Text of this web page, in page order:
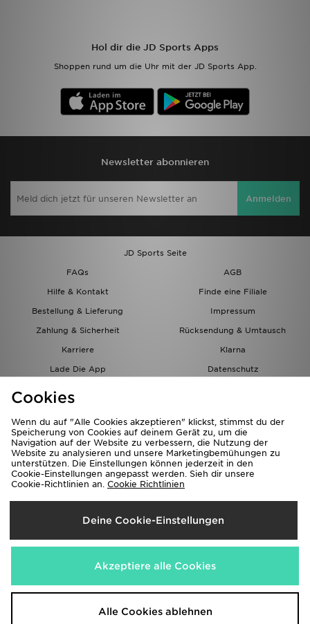
Hol dir die JD Sports Apps
Shoppen rund um die Uhr mit der JD Sports App.
Newsletter abonnieren
Anmelden
JD Sports Seite
FAQs
AGB
Hilfe & Kontakt
Finde eine Filiale
Bestellung & Lieferung
Impressum
Zahlung & Sicherheit
Rücksendung & Umtausch
Karriere
Klarna
Lade Die App
Datenschutz
Lieferung Nach
Österreich
Wir akzeptieren folgende Zahlungsmethoden
Corporate Website www.jdplc.com
Lade Die APP
Geschenkkarte
Meine Nachrichten
Trending Styles
Cookies
Wenn du auf "Alle Cookies akzeptieren" klickst, stimmst du der
Speicherung von Cookies auf deinem Gerät zu, um die
Navigation auf der Website zu verbessern, die Nutzung der
Website zu analysieren und unsere Marketingbemühungen zu
unterstützen. Die Einstellungen können jederzeit in den
Cookie-Einstellungen angepasst werden. Sieh dir unsere
Cookie-Richtlinien an. Cookie Richtlinien
Deine Cookie-Einstellungen
Akzeptiere alle Cookies
Alle Cookies ablehnen